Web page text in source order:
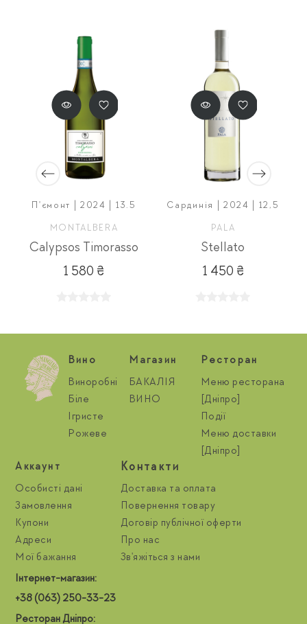
П'ємонт | 2024 | 13.5
MONTALBERA
Calypsos Timorasso
1 580 ₴
Сардинія | 2024 | 12,5
PALA
Stellato
1 450 ₴
Вино
Виноробні
Біле
Ігристе
Рожеве
Магазин
БАКАЛІЯ
ВИНО
Ресторан
Меню ресторана
[Дніпро]
Події
Меню доставки
[Дніпро]
Aккаунт
Особисті дані
Замовлення
Купони
Адреси
Мої бажання
Контакти
Доставка та оплата
Повернення товару
Договір публічної оферти
Про нас
Зв'яжіться з нами
Інтернет-магазин:
+38 (063) 250-33-23
Ресторан Дніпро: